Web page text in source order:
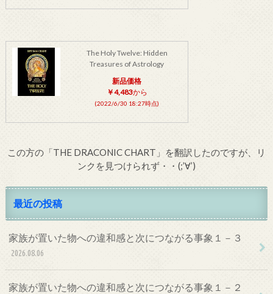
The Holy Twelve: Hidden
Treasures of Astrology
新品価格
￥4,483から
(2022/6/30 18:27時点)
この方の「THE DRACONIC CHART」を翻訳したのですが、リ
ンクを見つけられず・・(;’∀’)
最近の投稿
家族が置いた物への違和感と次につながる事象１－３
2026.08.06
家族が置いた物への違和感と次につながる事象１－２